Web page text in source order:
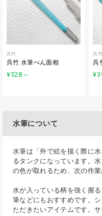
呉竹
呉竹 水筆ぺん面相
¥528 ～
呉竹
呉
水筆について
水筆は「外で絵を描く際に
るタンクになっています。
の色が取れるため、次の作業
水が入っている柄を強く握
筆などにもおすすめです。
ただきたいアイテムです。